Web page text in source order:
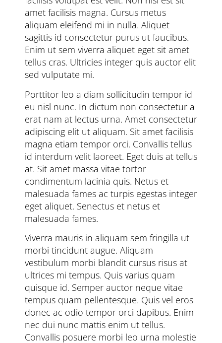
amet facilisis magna. Cursus metus
aliquam eleifend mi in nulla. Aliquet
sagittis id consectetur purus ut faucibus.
Enim ut sem viverra aliquet eget sit amet
tellus cras. Ultricies integer quis auctor elit
sed vulputate mi.
Porttitor leo a diam sollicitudin tempor id
eu nisl nunc. In dictum non consectetur a
erat nam at lectus urna. Amet consectetur
adipiscing elit ut aliquam. Sit amet facilisis
magna etiam tempor orci. Convallis tellus
id interdum velit laoreet. Eget duis at tellus
at. Sit amet massa vitae tortor
condimentum lacinia quis. Netus et
malesuada fames ac turpis egestas integer
eget aliquet. Senectus et netus et
malesuada fames.
Viverra mauris in aliquam sem fringilla ut
morbi tincidunt augue. Aliquam
vestibulum morbi blandit cursus risus at
ultrices mi tempus. Quis varius quam
quisque id. Semper auctor neque vitae
tempus quam pellentesque. Quis vel eros
donec ac odio tempor orci dapibus. Enim
nec dui nunc mattis enim ut tellus.
Convallis posuere morbi leo urna molestie